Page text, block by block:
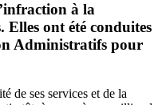
à la
Elles ont été conduites
Administratifs pour
de ses services et de la